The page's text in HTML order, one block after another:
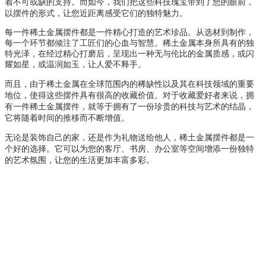
以摆件的形式，让您近距离感受它们的独特魅力。
每一件稀土金属摆件都是一件精心打造的艺术珍品。从选材到制作，
每一个环节都倾注了工匠们的心血与智慧。稀土金属本身所具有的独
特光泽，在经过精心打磨后，呈现出一种无与伦比的金属质感，或闪
耀如星，或温润如玉，让人爱不释手。
而且，由于稀土金属在全球范围内的稀缺性以及其在科技领域的重要
地位，使得这些摆件具有很高的收藏价值。对于收藏爱好者来说，拥
有一件稀土金属摆件，就等于拥有了一份珍贵的科技与艺术的结晶，
它将随着时间的推移而不断增值。
无论是装饰自己的家，还是作为礼物送给他人，稀土金属摆件都是一
个好的选择。它可以为您的客厅、书房、办公室等空间增添一份独特
的艺术氛围，让您的生活更加丰富多彩。